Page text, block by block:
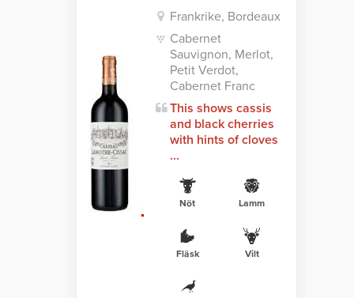
Frankrike, Bordeaux
Cabernet
Sauvignon, Merlot,
Petit Verdot,
Cabernet Franc
This shows cassis
and black cherries
with hints of cloves
...
Nöt Lamm
Fläsk Vilt